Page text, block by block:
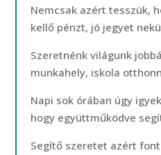
Nemcsak azért tesszük,
kellő pénzt, jó jegyet
Szeretnénk világunk
munkahely, iskola
Napi sok órában úgy
hogy együttműködve
Segítő szeretet azért